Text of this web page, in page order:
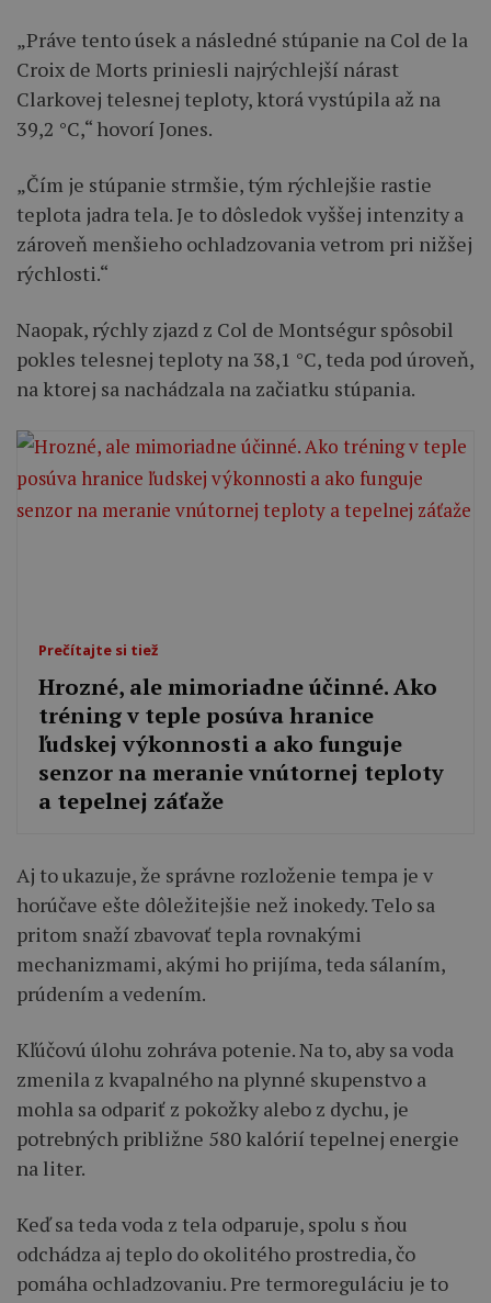
„Práve tento úsek a následné stúpanie na Col de la
Croix de Morts priniesli najrýchlejší nárast
Clarkovej telesnej teploty, ktorá vystúpila až na
39,2 °C,“ hovorí Jones.
„Čím je stúpanie strmšie, tým rýchlejšie rastie
teplota jadra tela. Je to dôsledok vyššej intenzity a
zároveň menšieho ochladzovania vetrom pri nižšej
rýchlosti.“
Naopak, rýchly zjazd z Col de Montségur spôsobil
pokles telesnej teploty na 38,1 °C, teda pod úroveň,
na ktorej sa nachádzala na začiatku stúpania.
Prečítajte si tiež
Hrozné, ale mimoriadne účinné. Ako
tréning v teple posúva hranice
ľudskej výkonnosti a ako funguje
senzor na meranie vnútornej teploty
a tepelnej záťaže
Aj to ukazuje, že správne rozloženie tempa je v
horúčave ešte dôležitejšie než inokedy. Telo sa
pritom snaží zbavovať tepla rovnakými
mechanizmami, akými ho prijíma, teda sálaním,
prúdením a vedením.
Kľúčovú úlohu zohráva potenie. Na to, aby sa voda
zmenila z kvapalného na plynné skupenstvo a
mohla sa odpariť z pokožky alebo z dychu, je
potrebných približne 580 kalórií tepelnej energie
na liter.
Keď sa teda voda z tela odparuje, spolu s ňou
odchádza aj teplo do okolitého prostredia, čo
pomáha ochladzovaniu. Pre termoreguláciu je to